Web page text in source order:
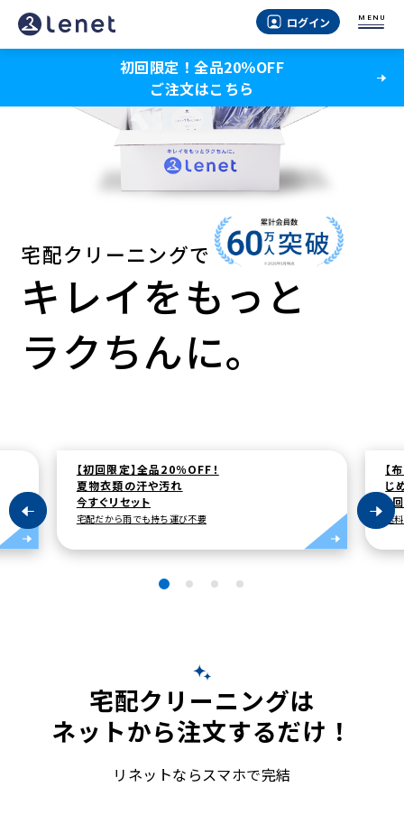
ログイン MENU
初回限定！全品20％OFF
ご注文はこちら
宅配クリーニングで
キレイをもっと
ラクちんに。
【布団クリーニング】初回15%OFF！
じめじめ季節の寝具リセット
3回のまるごと丸洗いでしっかり洗浄
送料無料、圧縮届けで収納もラク
宅配クリーニングは
ネットから注文するだけ！
リネットならスマホで完結